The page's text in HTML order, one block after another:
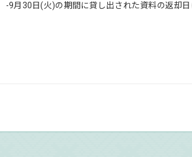
-9月30日(火)の期間に貸し出された資料の返却